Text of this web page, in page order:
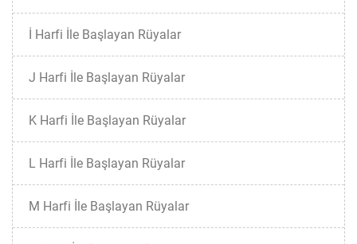
İ Harfi İle Başlayan Rüyalar
J Harfi İle Başlayan Rüyalar
K Harfi İle Başlayan Rüyalar
L Harfi İle Başlayan Rüyalar
M Harfi İle Başlayan Rüyalar